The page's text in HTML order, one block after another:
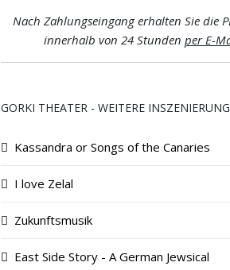
Nach Zahlungseingang erhalten Sie die
innerhalb von 24 Stunden per E-
GORKI THEATER - WEITERE
Kassandra or Songs of the Canaries
I love Zelal
Zukunftsmusik
East Side Story - A German Jewsical